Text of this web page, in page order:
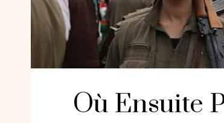
Où Ensuite